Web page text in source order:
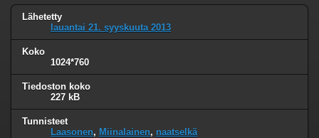
Lähetetty
lauantai 21. syyskuuta 2013
Koko
1024*760
Tiedoston koko
227 kB
Tunnisteet
Laasonen, Miinalainen, naatselkä